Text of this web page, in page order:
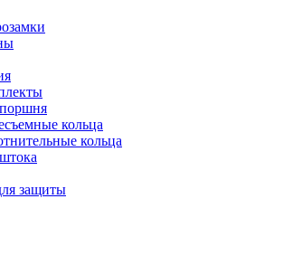
кольца
кольца
защиты